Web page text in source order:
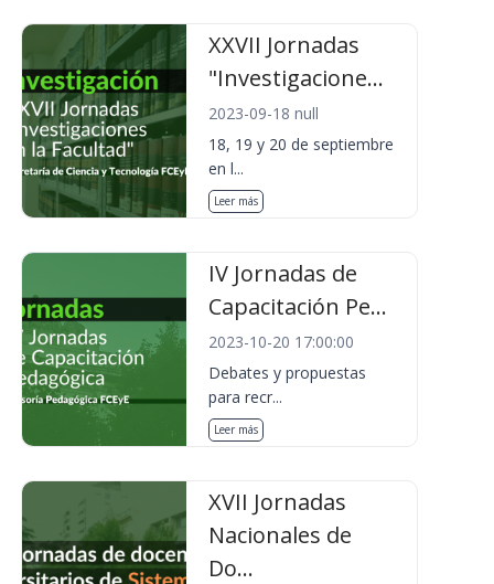
XXVII Jornadas
"Investigacione...
2023-09-18 null
18, 19 y 20 de septiembre
en l...
Leer más
IV Jornadas de
Capacitación Pe...
2023-10-20 17:00:00
Debates y propuestas
para recr...
Leer más
XVII Jornadas
Nacionales de
Do...